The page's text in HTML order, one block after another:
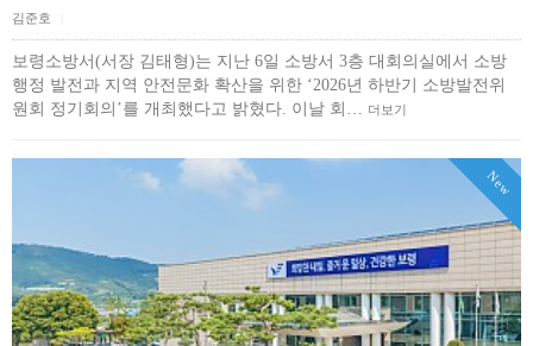
김준호
보령소방서(서장 김태형)는 지난 6일 소방서 3층 대회의실에서 소방
행정 발전과 지역 안전문화 확산을 위한 ‘2026년 하반기 소방발전위
원회 정기회의’를 개최했다고 밝혔다. 이날 회… 더보기
New